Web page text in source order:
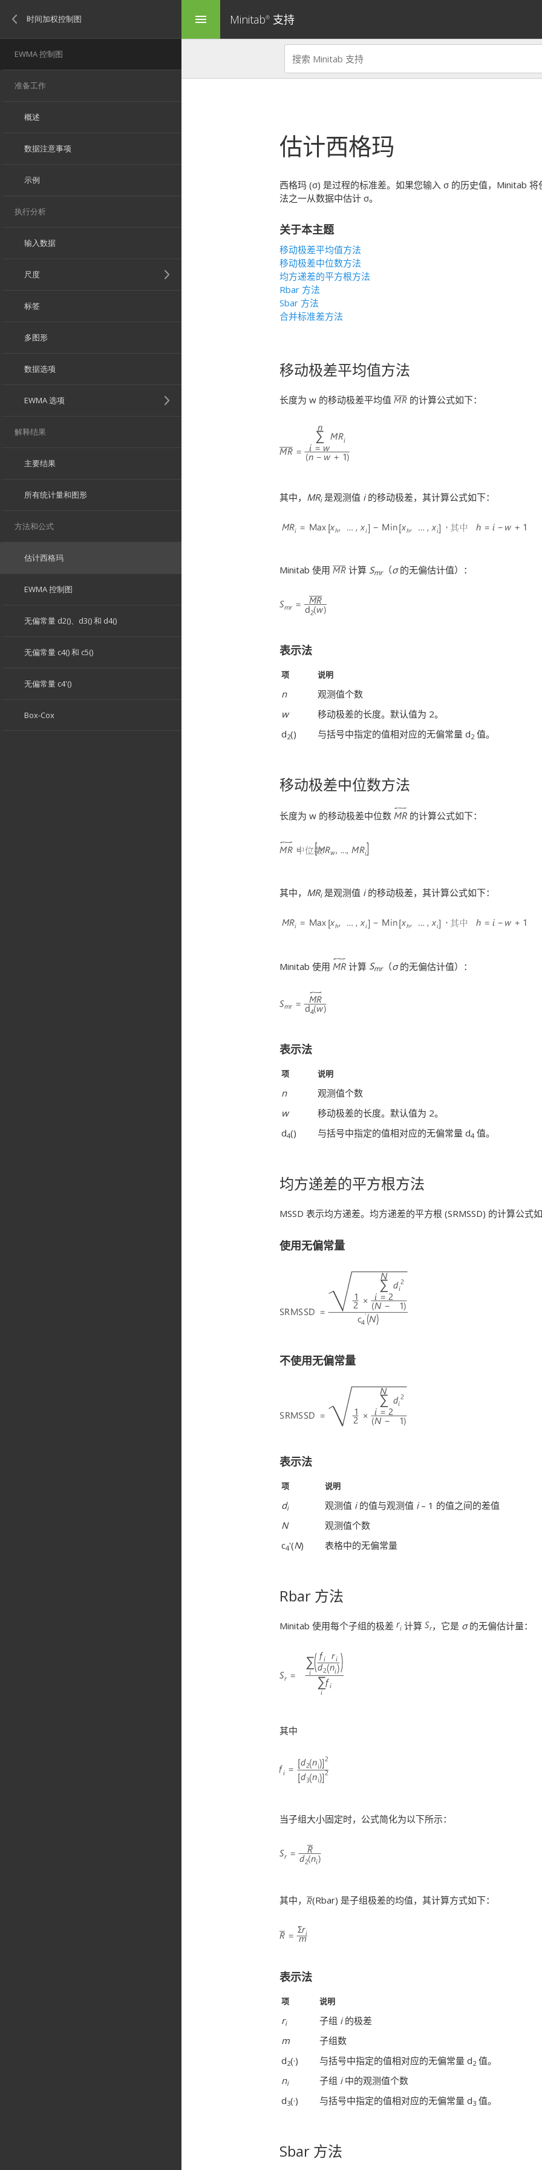
menu Minitab® 支持
估计西格玛
西格玛 (σ) 是过程的标准差。如果您输入 σ 的历史值，Minitab
法之一从数据中估计 σ。
关于本主题
移动极差平均值方法
移动极差中位数方法
均方递差的平方根方法
Rbar 方法
Sbar 方法
合并标准差方法
移动极差平均值方法
长度为 w 的移动极差平均值 的计算公式如下：
其中， MRi是观测值 i的移动极差，其计算公式如下：
Minitab 使用 计算 Smr（σ的无偏估计值）：
表示法
项 说明
n
观测值个数
w
移动极差的长度。默认值为 2。
d2() 与括号中指定的值相对应的无偏常量 d2 值。
移动极差中位数方法
长度为 w 的移动极差中位数 的计算公式如下：
其中， MRi是观测值 i的移动极差，其计算公式如下：
Minitab 使用 计算 Smr（σ的无偏估计值）：
表示法
项 说明
n
观测值个数
w
移动极差的长度。默认值为 2。
d4() 与括号中指定的值相对应的无偏常量 d4 值。
均方递差的平方根方法
MSSD 表示均方递差。均方递差的平方根 (SRMSSD) 的计算公式
使用无偏常量
不使用无偏常量
表示法
项 说明
di 观测值 i的值与观测值 i– 1 的值之间的差值
N
观测值个数
c4'(N) 表格中的无偏常量
Rbar 方法
Minitab 使用每个子组的极差 计算 ，它是 σ的无偏估计量：
其中
当子组大小固定时，公式简化为以下所示：
其中， (Rbar) 是子组极差的均值，其计算方式如下：
表示法
项 说明
ri 子组 i的极差
m
子组数
d2(·) 与括号中指定的值相对应的无偏常量 d2 值。
ni 子组 i中的观测值个数
d3(·) 与括号中指定的值相对应的无偏常量 d3 值。
Sbar 方法